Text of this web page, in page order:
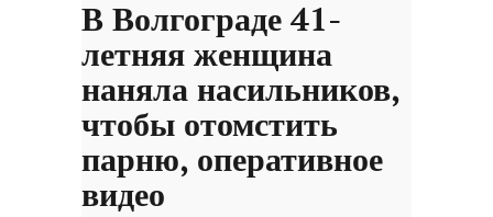
В Волгограде 41-
летняя женщина
наняла насильников,
чтобы отомстить
парню, оперативное
видео